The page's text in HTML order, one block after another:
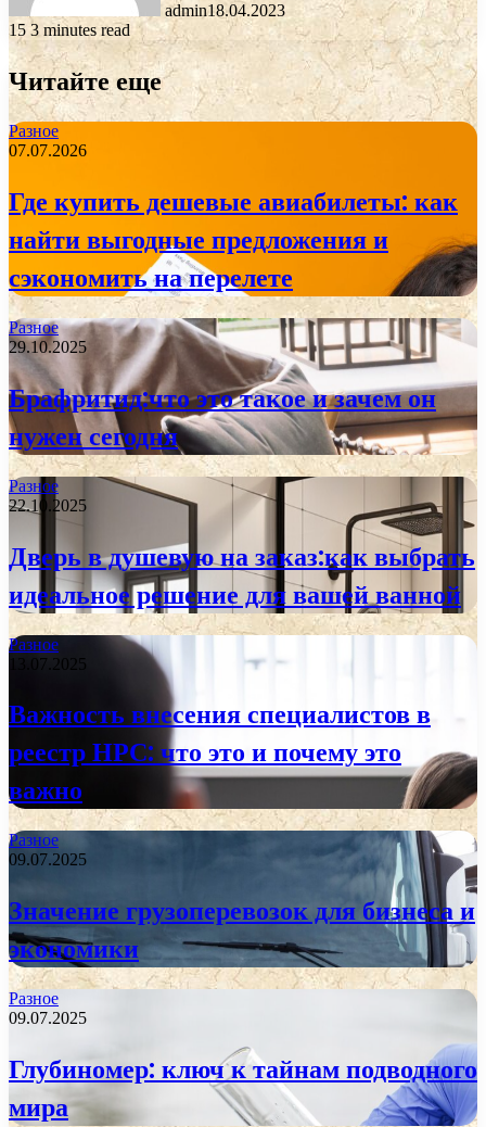
admin18.04.2023
15 3 minutes read
Читайте еще
Разное
07.07.2026
Где купить дешевые авиабилеты: как
найти выгодные предложения и
сэкономить на перелете
Разное
29.10.2025
Брафритид:что это такое и зачем он
нужен сегодня
Разное
22.10.2025
Дверь в душевую на заказ:как выбрать
идеальное решение для вашей ванной
Разное
13.07.2025
Важность внесения специалистов в
реестр НРС: что это и почему это
важно
Разное
09.07.2025
Значение грузоперевозок для бизнеса и
экономики
Разное
09.07.2025
Глубиномер: ключ к тайнам подводного
мира